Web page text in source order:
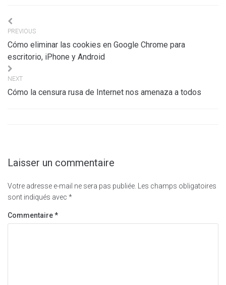
Navigation
de
l’article
PREVIOUS
Cómo eliminar las cookies en Google Chrome para
escritorio, iPhone y Android
NEXT
Cómo la censura rusa de Internet nos amenaza a todos
Laisser un commentaire
Votre adresse e-mail ne sera pas publiée.
Les champs obligatoires
sont indiqués avec *
Commentaire*